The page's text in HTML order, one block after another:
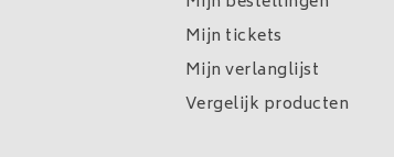
Mijn tickets
Mijn verlanglijst
Vergelijk producten